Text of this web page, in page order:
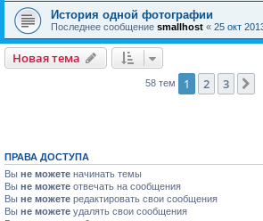
История одной фотографии
Последнее сообщение smallhost « 25 окт
Новая тема
58 тем 1 2 3
ПРАВА ДОСТУПА
Вы не можете начинать темы
Вы не можете отвечать на сообщения
Вы не можете редактировать свои сообщения
Вы не можете удалять свои сообщения